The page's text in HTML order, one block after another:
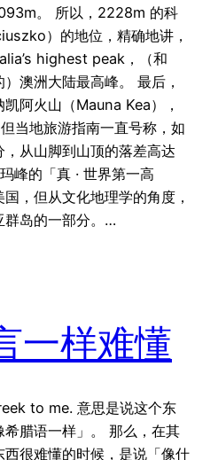
。 所以，2228m 的科
）的地位，精确地讲，
highest peak，（和
）澳洲大陆最高峰。 最后，
阿火山（Mauna Kea），
当地旅游指南一直号称，如
从山脚到山顶的落差高达
峰的「真 · 世界第一高
，但从文化地理学的角度，
群岛的一部分。…
一样难懂
to me. 意思是说这个东
腊语一样」。 那么，在其
很难懂的时候，是说「像什